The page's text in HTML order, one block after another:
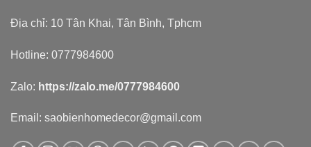
Địa chỉ: 10 Tân Khai, Tân Bình, Tphcm
Hotline: 0777984600
Zalo: https://zalo.me/0777984600
Email: saobienhomedecor@gmail.com